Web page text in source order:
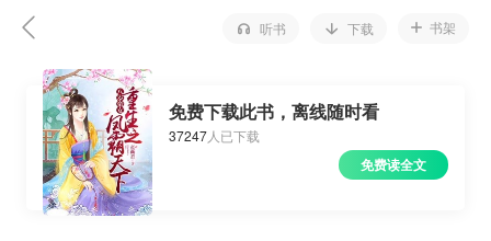
听书 下载 书架
免费下载此书，离线随时看
37247人已下载
免费读全文